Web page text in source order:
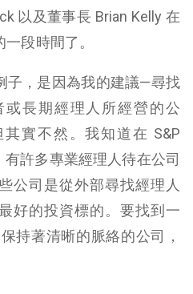
以及董事長 Brian Kelly 在
段時間了。
子，是因為我的建議—尋找
長期經理人所經營的公
實不然。我知道在 S&P
許多專業經理人待在公司
公司是從外部尋找經理人
好的投資標的。要找到一
持著清晰的脈絡的公司，